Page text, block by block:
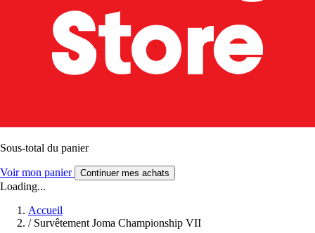
Sous-total du panier
Voir mon panier Continuer mes achats
Loading...
Accueil
/ Survêtement Joma Championship VII